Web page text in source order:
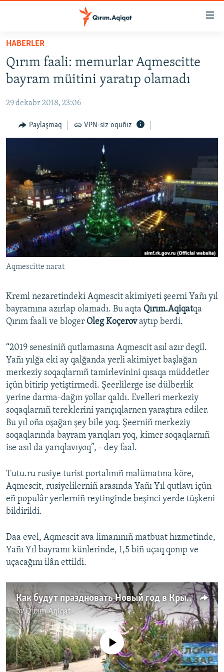
Esas
qaytmaq
Baş
navigatsiyağa
qaytmaq
qaytmaq
HABERLER
SİYASET
İQTİSADİYAT
CEMİYET
MEDENİYET
SÜRET
BLOGLAR
FİKİR
Русский
Українською
HABERLER
Qırım faali: memurlar Aqmescitte
bayram müitini yaratıp olamadı
29 dekabr 2018, 23:06
Paylaşmaq VPN-siz oquñız
Aqmescitte narat
Kreml nezaretindeki Aqmescit akimiyeti şeerni Yañı yıl
bayramına azırlap olamadı. Bu aqta Qırım.Aqiqatqa
Qırım faali ve bloger Oleg Koçerovaytıp berdi.
“2019 senesiniñ qutlamasına Aqmescit asıl azır degil.
Yañı yılğa eki ay qalğanda yerli akimiyet başlağan
merkeziy soqaqlarnıñ tamirlevinini qısaqa müddetler
içün bitirip yetiştirmedi. Şeerlilerge ise dülberlik
yerine darma-dağın yollar qaldı. Evelleri merkeziy
soqaqlarnıñ tereklerini yarıçıqlarnen yaraştıra ediler.
Bu yıl oña oşağan şey bile yoq. Şeerniñ merkeziy
soqaqlarında bayram yarıqları yoq, kimer soqaqlarnıñ
ise asıl da yarıqlavıyoq”, - dey faal.
Tutu.ru rusiye turist portalınıñ malümatına köre,
Aqmescit, rusiyelilerniñ arasında Yañı Yıl qutlavı içün
eñ populâr yerlerniñ reytinginde beşinci yerde tüşkeni
bildirildi.
Daa evel, Aqmescit ava limanınıñ matbuat hızmetinde,
Yañı Yıl bayramı künlerinde, 1,5 biñ uçaq qonıp ve
uçacağını ilân ettildi.
Как будут праздновать Новый год в Крыму и на Донбассе? (видео)
byQırım.Aqiqat
No media source currently available